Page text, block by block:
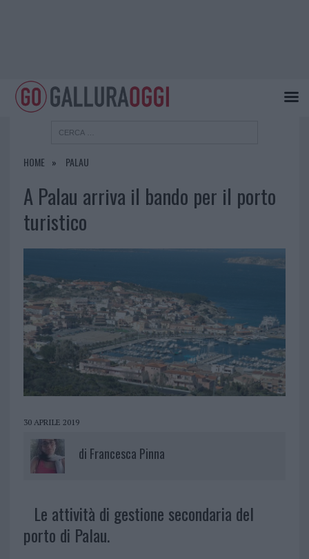
HOME PALAU
A Palau arriva il bando per il porto
turistico
30 APRILE 2019
di Francesca Pinna
Le attività di gestione secondaria del
porto di Palau.